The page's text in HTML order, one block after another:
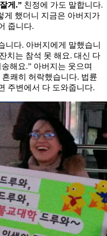
게.” 친정에 가도 말합니다.
게 했더니 지금은 아버지가
줍니다.
니다. 아버지에게 말했습니
치는 참석 못 해요. 대신 다
해요.” 아버지는 웃으며
쾌히 허락했습니다. 법륜
주변에서 다 도와줍니다.